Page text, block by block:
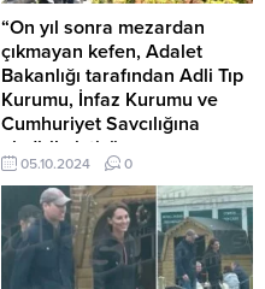
“On yıl sonra mezardan
çıkmayan kefen, Adalet
Bakanlığı tarafından Adli Tıp
Kurumu, İnfaz Kurumu ve
Cumhuriyet Savcılığına
giydirilmiştir.”
ANKARA-BHA Ceza Hukuku
Profesörü Adem Sözüer, mezar
açma işlemiyle ilgili
değerlendirmelerde bulunarak,
Adalet Bakanlığı’nın bu kadar
05.10.2024 0